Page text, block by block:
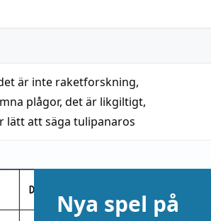
är inte raketforskning,
plågor, det är likgiltigt,
lätt att säga tulipanaros
Nya spel på